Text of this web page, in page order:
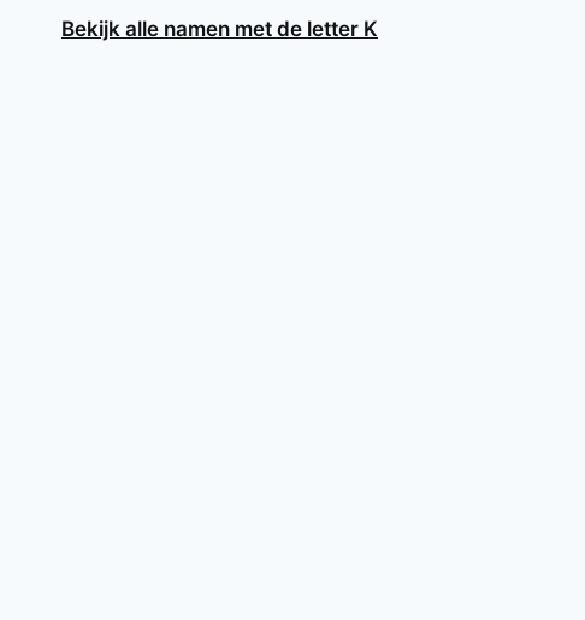
Bekijk alle namen met de letter K